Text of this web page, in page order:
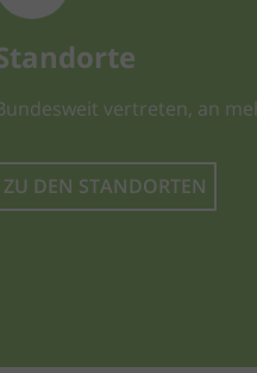
vertreten, an
ZU DEN STANDORTEN